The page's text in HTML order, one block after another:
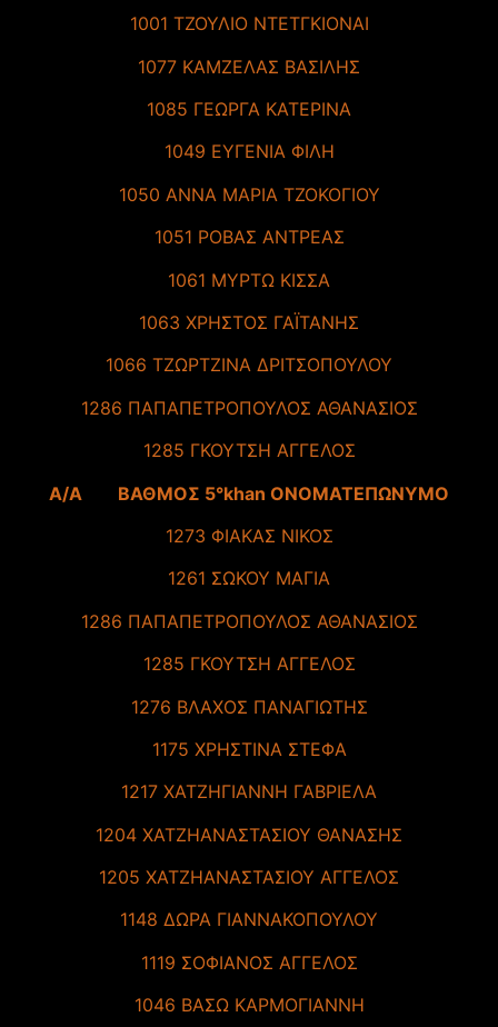
1001 ΤΖΟΥΛΙΟ ΝΤΕΤΓΚΙΟΝΑΙ
1077 ΚΑΜΖΕΛΑΣ ΒΑΣΙΛΗΣ
1085 ΓΕΩΡΓΑ ΚΑΤΕΡΙΝΑ
1049 ΕΥΓΕΝΙΑ ΦΙΛΗ
1050 ΑΝΝΑ ΜΑΡΙΑ ΤΖΟΚΟΓΙΟΥ
1051 ΡΟΒΑΣ ΑΝΤΡΕΑΣ
1061 ΜΥΡΤΩ ΚΙΣΣΑ
1063 ΧΡΗΣΤΟΣ ΓΑΪΤΑΝΗΣ
1066 ΤΖΩΡΤΖΙΝΑ ΔΡΙΤΣΟΠΟΥΛΟΥ
1286 ΠΑΠΑΠΕΤΡΟΠΟΥΛΟΣ ΑΘΑΝΑΣΙΟΣ
1285 ΓΚΟΥΤΣΗ ΑΓΓΕΛΟΣ
A/A ΒΑΘΜΟΣ 5°khan ΟΝΟΜΑΤΕΠΩΝΥΜΟ
1273 ΦΙΑΚΑΣ ΝΙΚΟΣ
1261 ΣΩΚΟΥ ΜΑΓΙΑ
1286 ΠΑΠΑΠΕΤΡΟΠΟΥΛΟΣ ΑΘΑΝΑΣΙΟΣ
1285 ΓΚΟΥΤΣΗ ΑΓΓΕΛΟΣ
1276 ΒΛΑΧΟΣ ΠΑΝΑΓΙΩΤΗΣ
1175 ΧΡΗΣΤΙΝΑ ΣΤΕΦΑ
1217 ΧΑΤΖΗΓΙΑΝΝΗ ΓΑΒΡΙΕΛΑ
1204 ΧΑΤΖΗΑΝΑΣΤΑΣΙΟΥ ΘΑΝΑΣΗΣ
1205 ΧΑΤΖΗΑΝΑΣΤΑΣΙΟΥ ΑΓΓΕΛΟΣ
1148 ΔΩΡΑ ΓΙΑΝΝΑΚΟΠΟΥΛΟΥ
1119 ΣΟΦΙΑΝΟΣ ΑΓΓΕΛΟΣ
1046 ΒΑΣΩ ΚΑΡΜΟΓΙΑΝΝΗ